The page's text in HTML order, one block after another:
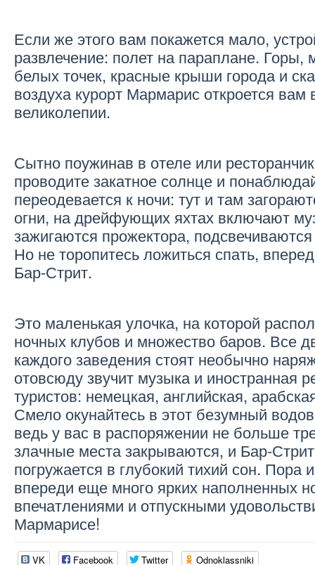
Если же этого вам покажется мало,
развлечение: полет на параплане. Горы,
белых точек, красные крыши города и
воздуха курорт Мармарис откроется
великолепии.
Сытно поужинав в отеле или
проводите закатное солнце и
переодевается к ночи: тут и там
огни, на дрейфующих яхтах включают
зажигаются прожектора,
Но не торопитесь ложиться спать,
Бар-Стрит.
Это маленькая улочка, на которой
ночных клубов и множество баров. Все
каждого заведения стоят необычно
отовсюду звучит музыка и иностранная
туристов: немецкая, английская,
Смело окунайтесь в этот безумный
ведь у вас в распоряжении не больше
злачные места закрываются, и Бар-
погружается в глубокий тихий сон. Пора
впереди еще много ярких наполненных
впечатлениями и отпускными
Мармарисе!
VK Facebook Twitter Odnoklassniki